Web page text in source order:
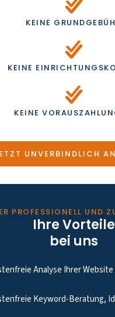
KEINE
KEINE
KEINE
UNVERBINDLICH
PROFESSIONELL UND
Ihre Vorteile
bei uns
Analyse Ihrer Website
Keyword-Beratung,